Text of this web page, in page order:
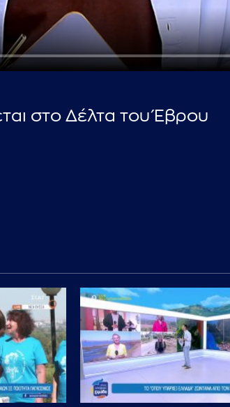
κείμενο προς αναζήτηση
στο Δέλτα του Έβρου